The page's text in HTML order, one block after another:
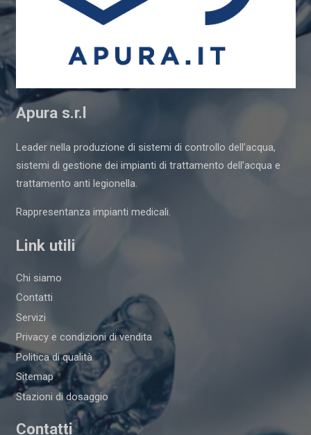
Apura s.r.l
Leader nella produzione di sistemi di controllo dell’acqua,
sistemi di gestione dei impianti di trattamento dell’acqua e
trattamento anti legionella.
Rappresentanza impianti medicali.
Link utili
Chi siamo
Contatti
Servizi
Privacy e condizioni di vendita
Politica di qualità
Sitemap
Stazioni di dosaggio
Contatti